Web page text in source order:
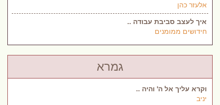
אלעזר כהן
איך לעצב סביבת עבודה ..
חידושים ממומנים
גמרא
וקרא עליך אל ה' והיה ..
יניב